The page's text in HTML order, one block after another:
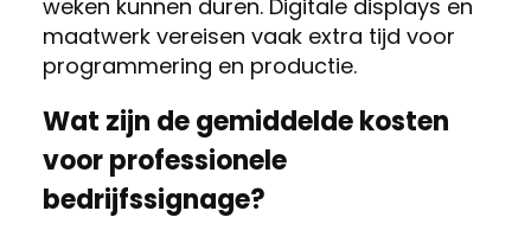
weken kunnen duren. Digitale displays en
maatwerk vereisen vaak extra tijd voor
programmering en productie.
Wat zijn de gemiddelde kosten
voor professionele
bedrijfssignage?